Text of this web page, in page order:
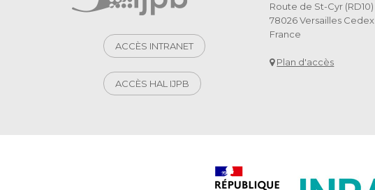
ACCÈS INTRANET
ACCÈS HAL IJPB
Route de St-Cyr (RD10)
78026 Versailles Cedex
France
Plan d'accès